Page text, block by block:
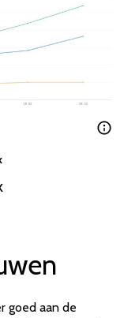
goed aan de